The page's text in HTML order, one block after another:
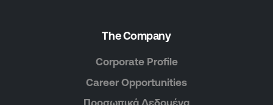
The Company
Corporate Profile
Career Opportunities